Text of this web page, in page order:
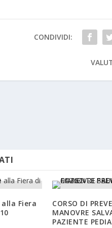
CONDIVIDI:
Fiera
CORSO DI
MANOVRE
PAZIENTE